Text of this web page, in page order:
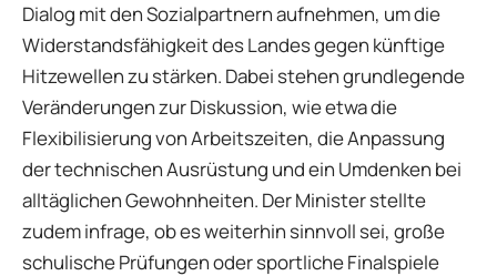
Dialog mit den Sozialpartnern aufnehmen, um die
Widerstandsfähigkeit des Landes gegen künftige
Hitzewellen zu stärken. Dabei stehen grundlegende
Veränderungen zur Diskussion, wie etwa die
Flexibilisierung von Arbeitszeiten, die Anpassung
der technischen Ausrüstung und ein Umdenken bei
alltäglichen Gewohnheiten. Der Minister stellte
zudem infrage, ob es weiterhin sinnvoll sei, große
schulische Prüfungen oder sportliche Finalspiele